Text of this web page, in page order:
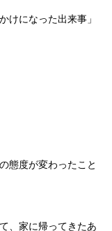
けになった出来事」
態度が変わったこと
、家に帰ってきたあ